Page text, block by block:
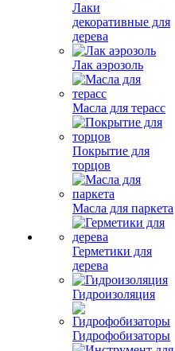
Лаки
декоративные для
дерева
Лак аэрозоль
Масла для терасс
Покрытие для
торцов
Масла для паркета
Герметики для
дерева
Гидроизоляция
Гидрофобизаторы